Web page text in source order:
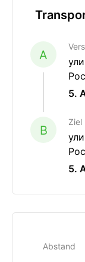
A
5.
B
Ziel
5.
Abstand